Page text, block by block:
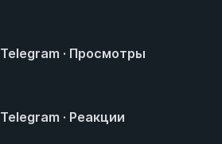
Telegram · Просмотры
Telegram · Реакции